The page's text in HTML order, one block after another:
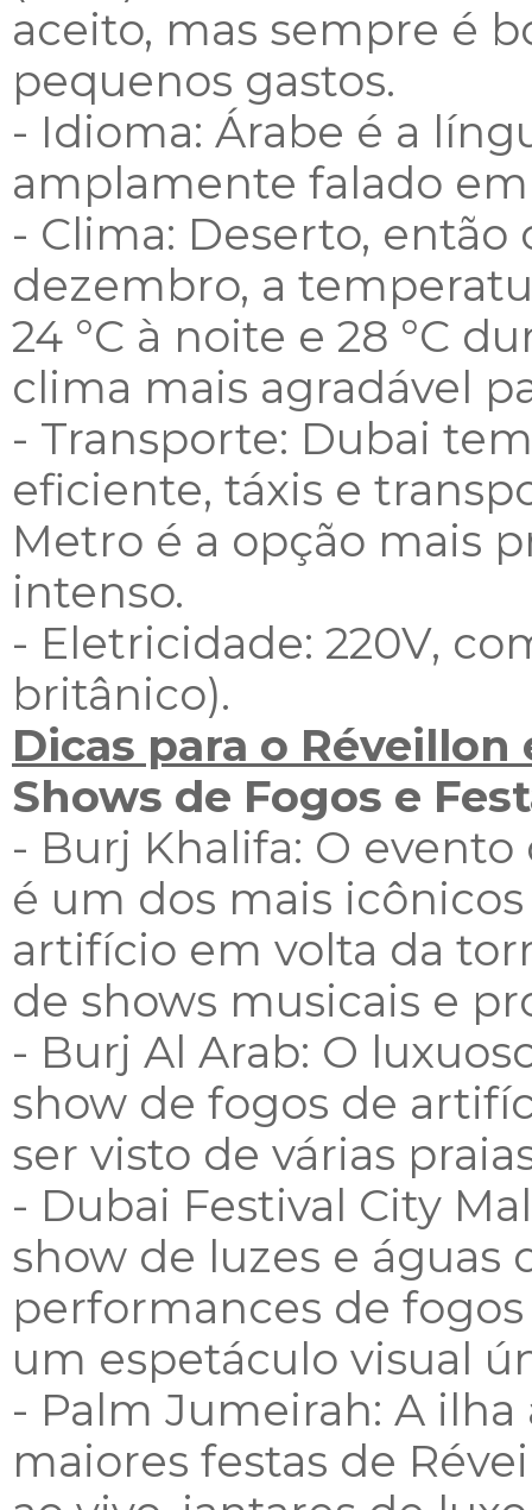
aceito, mas sempre é
pequenos gastos.
- Idioma: Árabe é a
amplamente falado
- Clima: Deserto, então
dezembro, a
24 °C à noite e 28 °C
clima mais agradável
- Transporte: Dubai
eficiente, táxis e
Metro é a opção mais
intenso.
- Eletricidade: 220V,
britânico).
Dicas para o Réveillon
Shows de Fogos e
- Burj Khalifa: O
é um dos mais
artifício em volta da
de shows musicais e
- Burj Al Arab: O
show de fogos de
ser visto de várias
- Dubai Festival City
show de luzes e águas
performances de
um espetáculo visual
- Palm Jumeirah: A
maiores festas de